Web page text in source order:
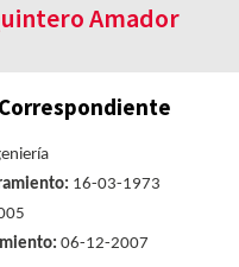
Amador
16-03-1973
06-12-2007